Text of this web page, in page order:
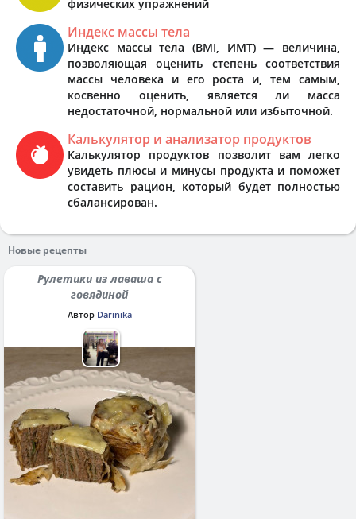
физических упражнений
Индекс массы тела
Индекс массы тела (BMI, ИМТ) — величина,
позволяющая оценить степень соответствия
массы человека и его роста и, тем самым,
косвенно оценить, является ли масса
недостаточной, нормальной или избыточной.
Калькулятор и анализатор продуктов
Калькулятор продуктов позволит вам легко
увидеть плюсы и минусы продукта и поможет
составить рацион, который будет полностью
сбалансирован.
Новые рецепты
Рулетики из лаваша с
говядиной
Автор Darinika